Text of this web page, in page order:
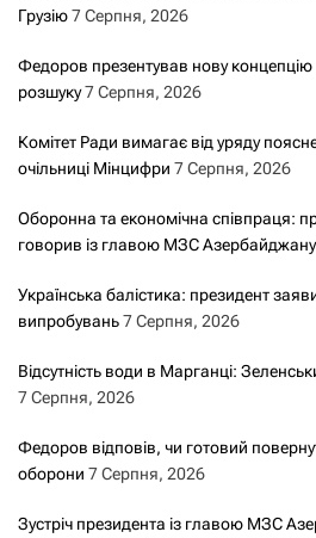
Грузію7 Серпня, 2026
Федоров презентував нову концепцію
розшуку7 Серпня, 2026
Комітет Ради вимагає від уряду
очільниці Мінцифри 7 Серпня, 2026
Оборонна та економічна співпраця:
говорив із главою МЗС Азербайджану
Українська балістика: президент
випробувань7 Серпня, 2026
Відсутність води в Марганці:
7 Серпня, 2026
Федоров відповів, чи готовий
оборони 7 Серпня, 2026
Зустріч президента із главою МЗС